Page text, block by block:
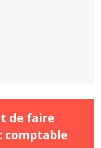
de faire
comptable